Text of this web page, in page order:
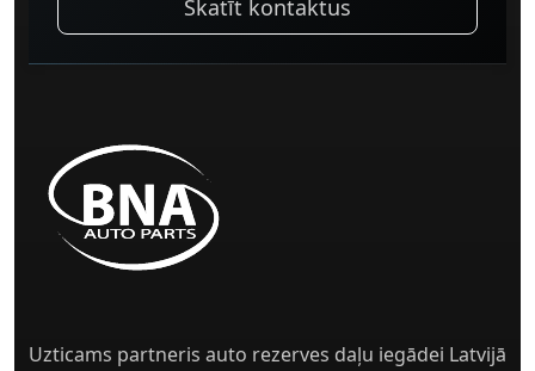
Skatīt kontaktus
Uzticams partneris auto rezerves daļu iegādei Latvijā